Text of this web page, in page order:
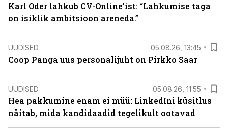
Karl Oder lahkub CV-Online’ist: “Lahkumise taga
on isiklik ambitsioon areneda.”
UUDISED 05.08.26, 13:45
Coop Panga uus personalijuht on Pirkko Saar
UUDISED 05.08.26, 11:55
Hea pakkumine enam ei müü: LinkedIni küsitlus
näitab, mida kandidaadid tegelikult ootavad